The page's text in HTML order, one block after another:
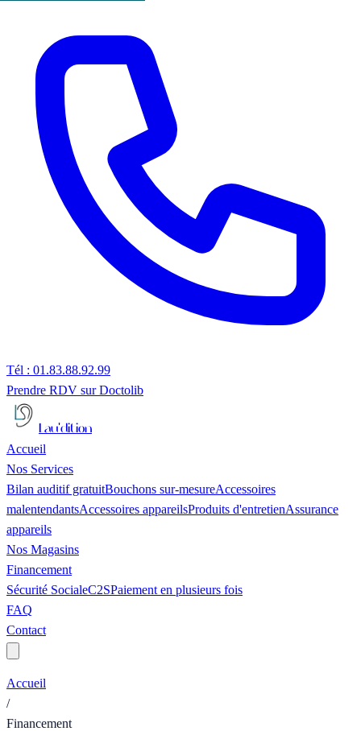
Tél : 01.83.88.92.99
Prendre RDV sur Doctolib
Lau'dition
Accueil
Nos Services
Bilan auditif gratuitBouchons sur-mesureAccessoires
malentendantsAccessoires appareilsProduits d'entretienAssurance
appareils
Nos Magasins
Financement
Sécurité SocialeC2SPaiement en plusieurs fois
FAQ
Contact
Accueil
/
Financement